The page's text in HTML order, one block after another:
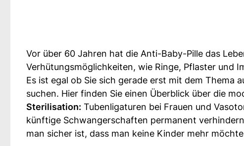
Vor über 60 Jahren hat die Anti-Baby-Pille das
Verhütungsmöglichkeiten, wie Ringe, Pflaster und
Es ist egal ob Sie sich gerade erst mit dem Thema
suchen. Hier finden Sie einen Überblick über die
Sterilisation: Tubenligaturen bei Frauen und
künftige Schwangerschaften permanent
man sicher ist, dass man keine Kinder mehr